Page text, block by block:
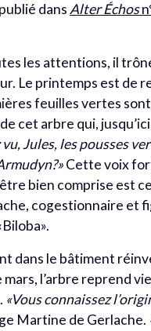
dansAlter Échos
les attentions, il
Le printemps est de
feuilles vertes
cet arbre qui,
vu, Jules, les pousses
Cette voix
bien comprise est
cogestionnaire et
dans le bâtiment
l’arbre reprend
«Vous connaissez
Martine de Gerlache.